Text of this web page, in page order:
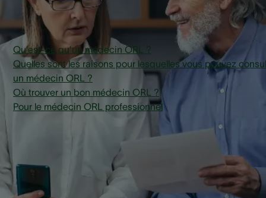
Qu’est-ce qu’un médecin ORL ?
Quelles sont les raisons pour lesquelles vous pouvez
un médecin ORL ?
Où trouver un bon médecin ORL ?
Pour le médecin ORL professionnel